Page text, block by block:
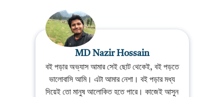
MD Nazir Hossain
বই পড়ার অভ্যাস আমার সেই ছোট থেকেই, বই পড়তে
ভালোবাসি আমি। এটা আমার নেশা। বই পড়ার মধ্য
দিয়েই তো মানুষ আলোকিত হতে পারে। কাজেই আসুন